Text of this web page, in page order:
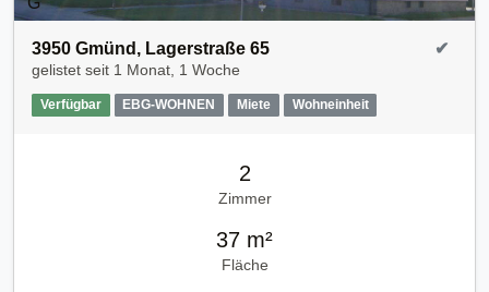
3950 Gmünd, Lagerstraße 65
gelistet seit 1 Monat, 1 Woche
Verfügbar EBG-WOHNEN Miete Wohneinheit
✔
2
Zimmer
37 m²
Fläche